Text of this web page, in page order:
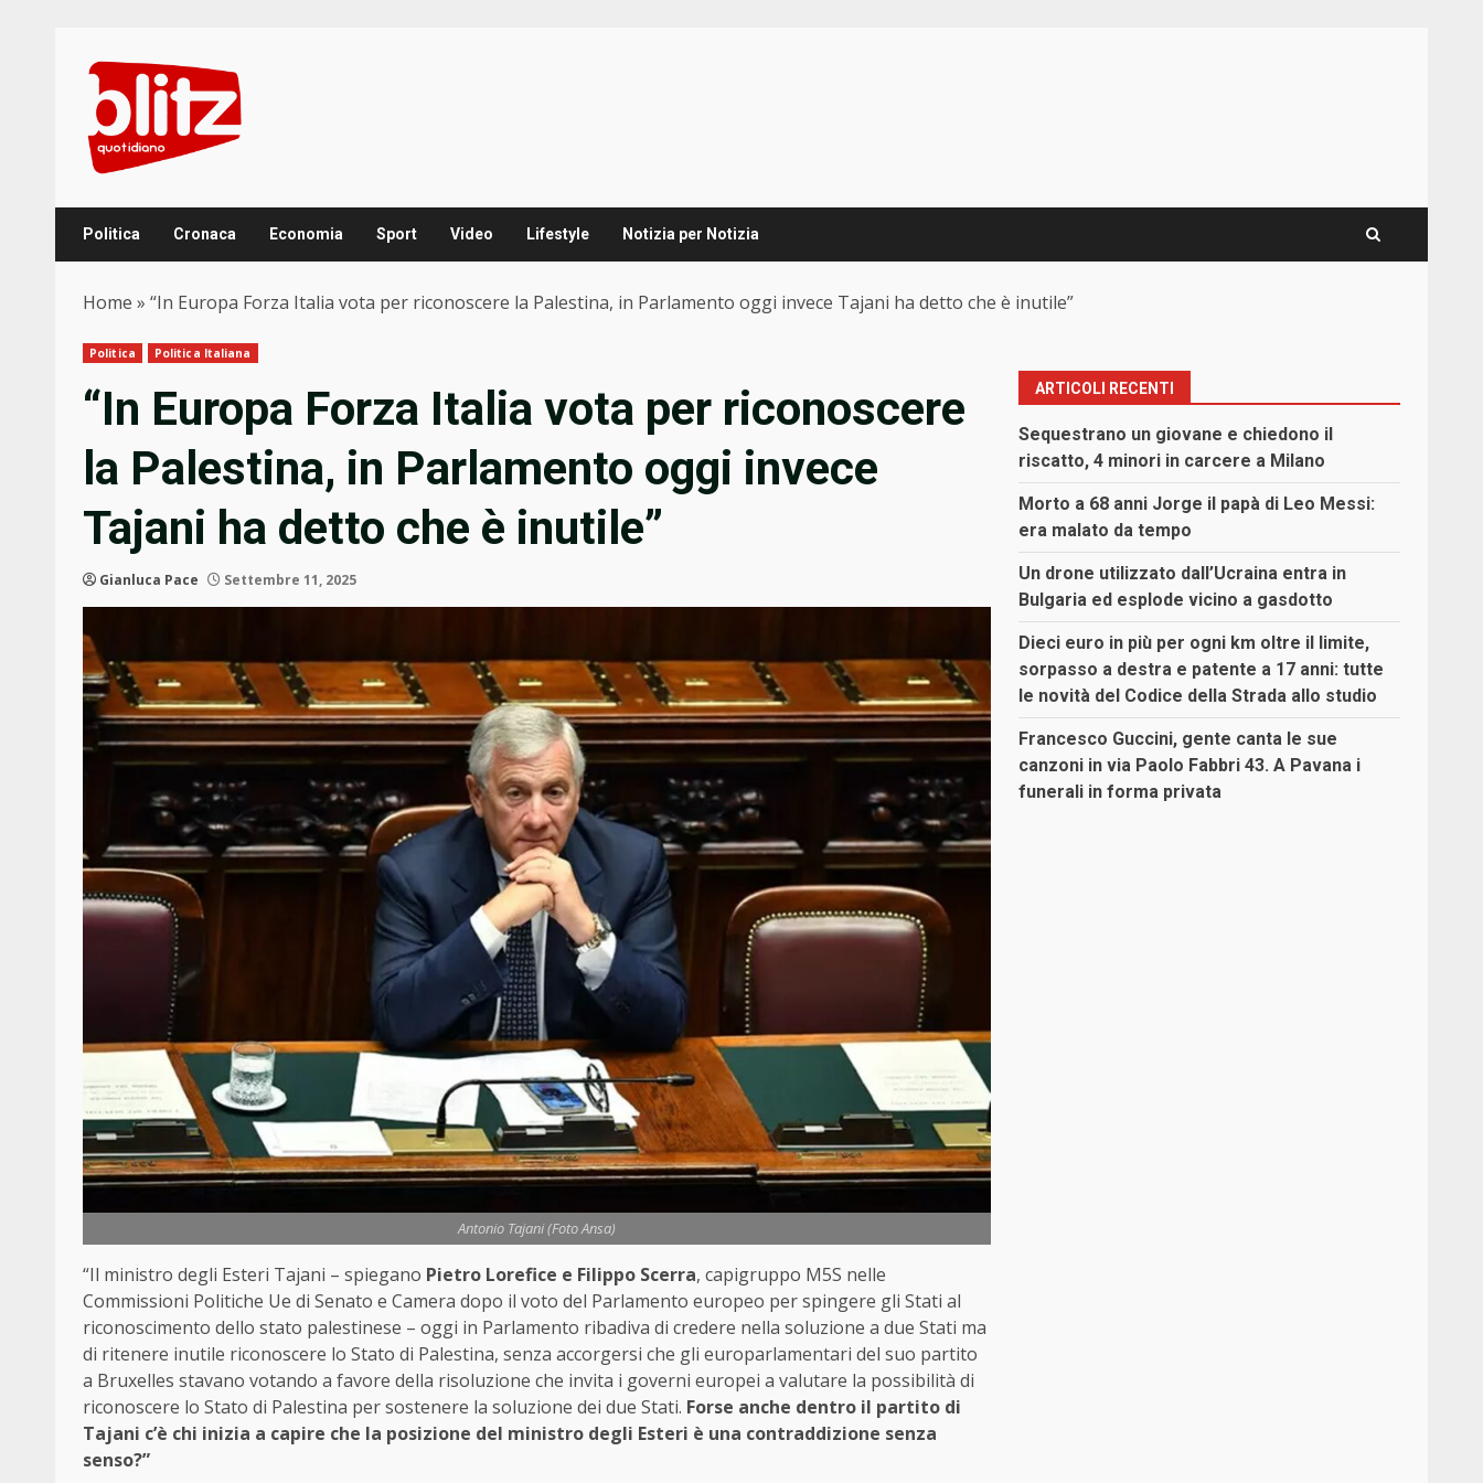
content
Politica Cronaca Economia Sport Video Lifestyle Notizia per Notizia
Home » “In Europa Forza Italia vota per riconoscere la Palestina, in Parlamento oggi invece Tajani ha detto che è inutile”
Politica Politica Italiana
“In Europa Forza Italia vota per riconoscere
la Palestina, in Parlamento oggi invece
Tajani ha detto che è inutile”
Gianluca Pace Settembre 11, 2025
Antonio Tajani (Foto Ansa)
“Il ministro degli Esteri Tajani – spiegano Pietro Lorefice e Filippo Scerra, capigruppo M5S nelle
Commissioni Politiche Ue di Senato e Camera dopo il voto del Parlamento europeo per spingere gli Stati al
riconoscimento dello stato palestinese – oggi in Parlamento ribadiva di credere nella soluzione a due Stati ma
di ritenere inutile riconoscere lo Stato di Palestina, senza accorgersi che gli europarlamentari del suo partito
a Bruxelles stavano votando a favore della risoluzione che invita i governi europei a valutare la possibilità di
riconoscere lo Stato di Palestina per sostenere la soluzione dei due Stati. Forse anche dentro il partito di
Tajani c’è chi inizia a capire che la posizione del ministro degli Esteri è una contraddizione senza
senso?”
ARTICOLI RECENTI
Sequestrano un giovane e chiedono il
riscatto, 4 minori in carcere a Milano
Morto a 68 anni Jorge il papà di Leo Messi:
era malato da tempo
Un drone utilizzato dall’Ucraina entra in
Bulgaria ed esplode vicino a gasdotto
Dieci euro in più per ogni km oltre il limite,
sorpasso a destra e patente a 17 anni: tutte
le novità del Codice della Strada allo studio
Francesco Guccini, gente canta le sue
canzoni in via Paolo Fabbri 43. A Pavana i
funerali in forma privata